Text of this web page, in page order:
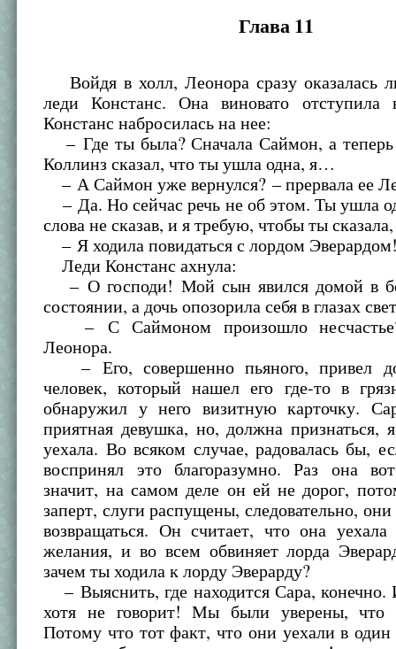
Глава 11
Войдя в холл, Леонора сразу оказалась
леди Констанс. Она виновато отступила
Констанс набросилась на нее:
– Где ты была? Сначала Саймон, а
Коллинз сказал, что ты ушла одна, я…
– А Саймон уже вернулся? – прервала ее
– Да. Но сейчас речь не об этом. Ты ушла
слова не сказав, и я требую, чтобы ты
– Я ходила повидаться с лордом
Леди Констанс ахнула:
– О господи! Мой сын явился домой в
состоянии, а дочь опозорила себя в глазах
– С Саймоном произошло
Леонора.
– Его, совершенно пьяного, привел
человек, который нашел его где-то в
обнаружил у него визитную карточку.
приятная девушка, но, должна признаться,
уехала. Во всяком случае, радовалась бы,
воспринял это благоразумно. Раз она
значит, на самом деле он ей не дорог,
заперт, слуги распущены, следовательно,
возвращаться. Он считает, что она уехала
желания, и во всем обвиняет лорда
зачем ты ходила к лорду Эверарду?
– Выяснить, где находится Сара, конечно.
хотя не говорит! Мы были уверены, что
Потому что тот факт, что они уехали в